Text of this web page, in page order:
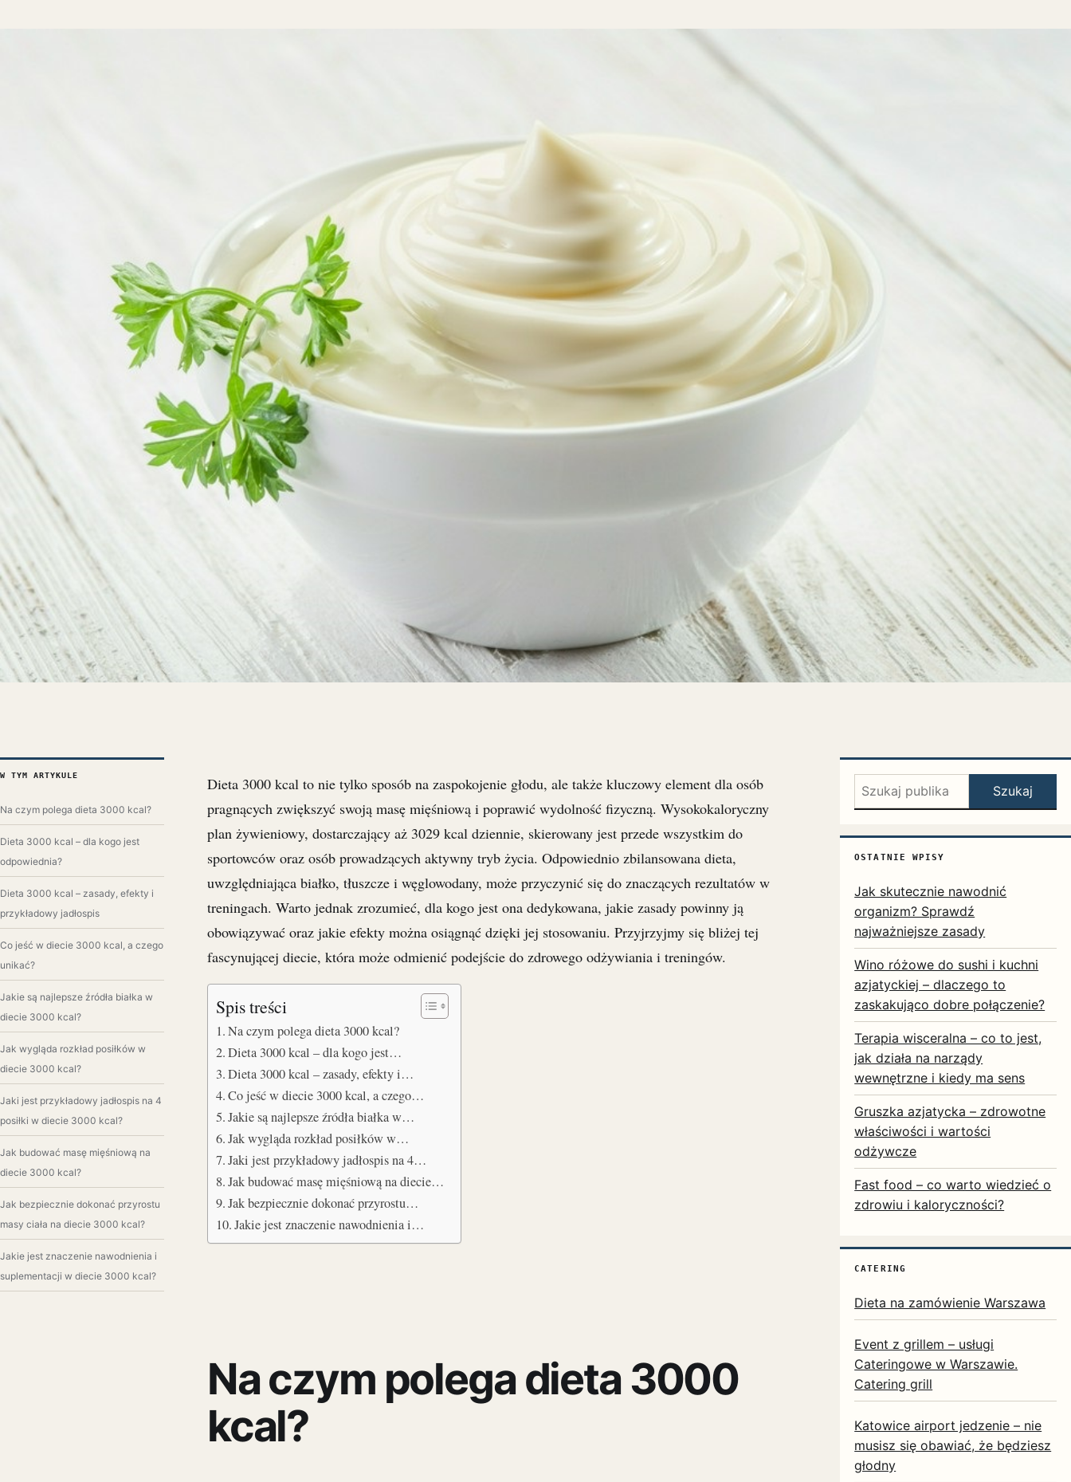
W TYM ARTYKULE
Na czym polega dieta 3000 kcal?
Dieta 3000 kcal – dla kogo jest
odpowiednia?
Dieta 3000 kcal – zasady, efekty i
przykładowy jadłospis
Co jeść w diecie 3000 kcal, a czego
unikać?
Jakie są najlepsze źródła białka w
diecie 3000 kcal?
Jak wygląda rozkład posiłków w
diecie 3000 kcal?
Jaki jest przykładowy jadłospis na 4
posiłki w diecie 3000 kcal?
Jak budować masę mięśniową na
diecie 3000 kcal?
Jak bezpiecznie dokonać przyrostu
masy ciała na diecie 3000 kcal?
Jakie jest znaczenie nawodnienia i
suplementacji w diecie 3000 kcal?
Dieta 3000 kcal to nie tylko sposób na zaspokojenie głodu, ale także kluczowy element dla osób
pragnących zwiększyć swoją masę mięśniową i poprawić wydolność fizyczną. Wysokokaloryczny
plan żywieniowy, dostarczający aż 3029 kcal dziennie, skierowany jest przede wszystkim do
sportowców oraz osób prowadzących aktywny tryb życia. Odpowiednio zbilansowana dieta,
uwzględniająca białko, tłuszcze i węglowodany, może przyczynić się do znaczących rezultatów w
treningach. Warto jednak zrozumieć, dla kogo jest ona dedykowana, jakie zasady powinny ją
obowiązywać oraz jakie efekty można osiągnąć dzięki jej stosowaniu. Przyjrzyjmy się bliżej tej
fascynującej diecie, która może odmienić podejście do zdrowego odżywiania i treningów.
Spis treści
Na czym polega dieta 3000 kcal?
Dieta 3000 kcal – dla kogo jest…
Dieta 3000 kcal – zasady, efekty i…
Co jeść w diecie 3000 kcal, a czego…
Jakie są najlepsze źródła białka w…
Jak wygląda rozkład posiłków w…
Jaki jest przykładowy jadłospis na 4…
Jak budować masę mięśniową na diecie…
Jak bezpiecznie dokonać przyrostu…
Jakie jest znaczenie nawodnienia i…
Na czym polega dieta 3000
kcal?
Szukaj: Szukaj
OSTATNIE WPISY
Jak skutecznie nawodnić
organizm? Sprawdź
najważniejsze zasady
Wino różowe do sushi i kuchni
azjatyckiej – dlaczego to
zaskakująco dobre połączenie?
Terapia wisceralna – co to jest,
jak działa na narządy
wewnętrzne i kiedy ma sens
Gruszka azjatycka – zdrowotne
właściwości i wartości
odżywcze
Fast food – co warto wiedzieć o
zdrowiu i kaloryczności?
CATERING
Dieta na zamówienie Warszawa
Event z grillem – usługi
Cateringowe w Warszawie.
Catering grill
Katowice airport jedzenie – nie
musisz się obawiać, że będziesz
głodny